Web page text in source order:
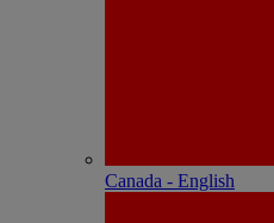
Canada - English